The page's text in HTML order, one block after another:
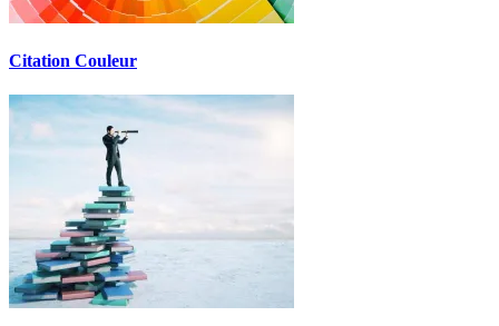
Citation Couleur